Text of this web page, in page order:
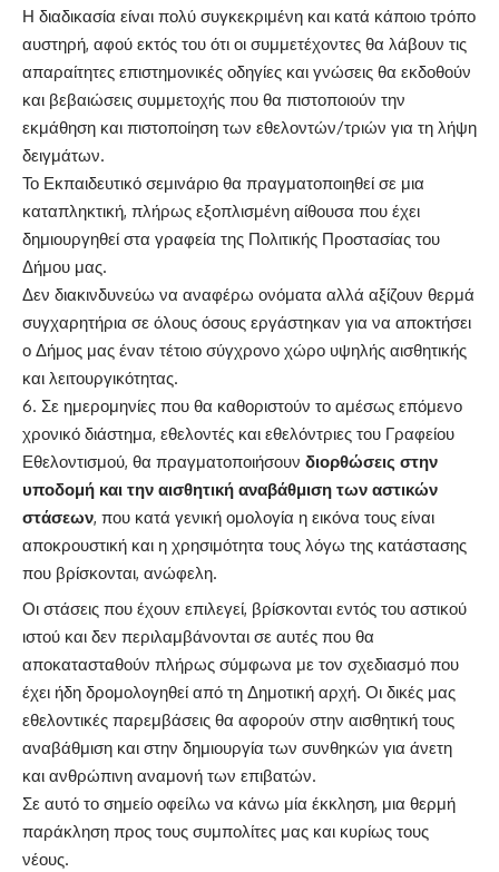
Η διαδικασία είναι πολύ συγκεκριμένη και κατά κάποιο τρόπο
αυστηρή, αφού εκτός του ότι οι συμμετέχοντες θα λάβουν τις
απαραίτητες επιστημονικές οδηγίες και γνώσεις θα εκδοθούν
και βεβαιώσεις συμμετοχής που θα πιστοποιούν την
εκμάθηση και πιστοποίηση των εθελοντών/τριών για τη λήψη
δειγμάτων.
Το Εκπαιδευτικό σεμινάριο θα πραγματοποιηθεί σε μια
καταπληκτική, πλήρως εξοπλισμένη αίθουσα που έχει
δημιουργηθεί στα γραφεία της Πολιτικής Προστασίας του
Δήμου μας.
Δεν διακινδυνεύω να αναφέρω ονόματα αλλά αξίζουν θερμά
συγχαρητήρια σε όλους όσους εργάστηκαν για να αποκτήσει
ο Δήμος μας έναν τέτοιο σύγχρονο χώρο υψηλής αισθητικής
και λειτουργικότητας.
Σε ημερομηνίες που θα καθοριστούν το αμέσως επόμενο
χρονικό διάστημα, εθελοντές και εθελόντριες του Γραφείου
Εθελοντισμού, θα πραγματοποιήσουν διορθώσεις στην
υποδομή και την αισθητική αναβάθμιση των αστικών
στάσεων, που κατά γενική ομολογία η εικόνα τους είναι
αποκρουστική και η χρησιμότητα τους λόγω της κατάστασης
που βρίσκονται, ανώφελη.
Οι στάσεις που έχουν επιλεγεί, βρίσκονται εντός του αστικού
ιστού και δεν περιλαμβάνονται σε αυτές που θα
αποκατασταθούν πλήρως σύμφωνα με τον σχεδιασμό που
έχει ήδη δρομολογηθεί από τη Δημοτική αρχή. Οι δικές μας
εθελοντικές παρεμβάσεις θα αφορούν στην αισθητική τους
αναβάθμιση και στην δημιουργία των συνθηκών για άνετη
και ανθρώπινη αναμονή των επιβατών.
Σε αυτό το σημείο οφείλω να κάνω μία έκκληση, μια θερμή
παράκληση προς τους συμπολίτες μας και κυρίως τους
νέους.